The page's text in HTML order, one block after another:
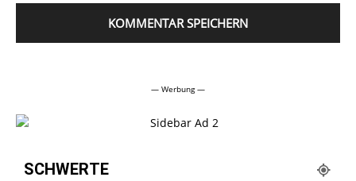
— Werbung —
SCHWERTE